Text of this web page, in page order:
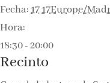
Fecha:17 17Europe/
Hora:
18:30 - 20:00
Recinto